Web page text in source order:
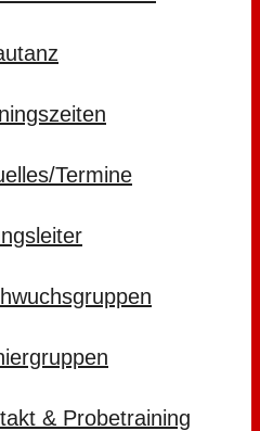
Termine
& Probetraining